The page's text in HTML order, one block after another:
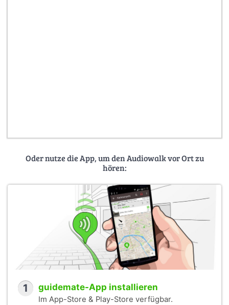
Oder nutze die App, um den Audiowalk vor Ort zu
hören:
1 guidemate-App installieren
Im App-Store & Play-Store verfügbar.